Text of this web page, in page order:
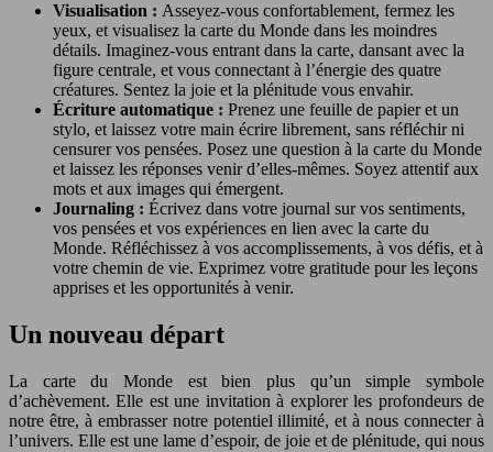
Visualisation : Asseyez-vous confortablement, fermez les
yeux, et visualisez la carte du Monde dans les moindres
détails. Imaginez-vous entrant dans la carte, dansant avec la
figure centrale, et vous connectant à l’énergie des quatre
créatures. Sentez la joie et la plénitude vous envahir.
Écriture automatique : Prenez une feuille de papier et un
stylo, et laissez votre main écrire librement, sans réfléchir ni
censurer vos pensées. Posez une question à la carte du Monde
et laissez les réponses venir d’elles-mêmes. Soyez attentif aux
mots et aux images qui émergent.
Journaling : Écrivez dans votre journal sur vos sentiments,
vos pensées et vos expériences en lien avec la carte du
Monde. Réfléchissez à vos accomplissements, à vos défis, et à
votre chemin de vie. Exprimez votre gratitude pour les leçons
apprises et les opportunités à venir.
Un nouveau départ
La carte du Monde est bien plus qu’un simple symbole
d’achèvement. Elle est une invitation à explorer les profondeurs de
notre être, à embrasser notre potentiel illimité, et à nous connecter à
l’univers. Elle est une lame d’espoir, de joie et de plénitude, qui nous